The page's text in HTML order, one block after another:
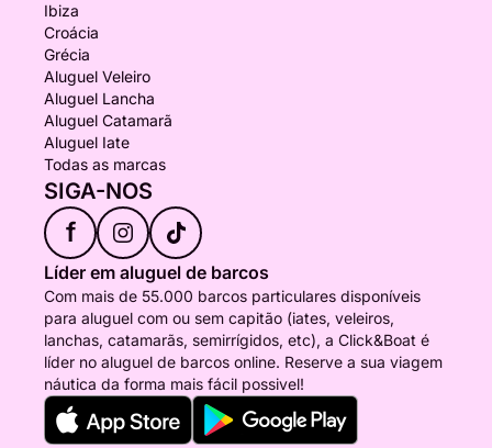
Ibiza
Croácia
Grécia
Aluguel Veleiro
Aluguel Lancha
Aluguel Catamarã
Aluguel Iate
Todas as marcas
SIGA-NOS
f
Líder em aluguel de barcos
Com mais de 55.000 barcos particulares disponíveis
para aluguel com ou sem capitão (iates, veleiros,
lanchas, catamarãs, semirrígidos, etc), a Click&Boat é
líder no aluguel de barcos online. Reserve a sua viagem
náutica da forma mais fácil possivel!